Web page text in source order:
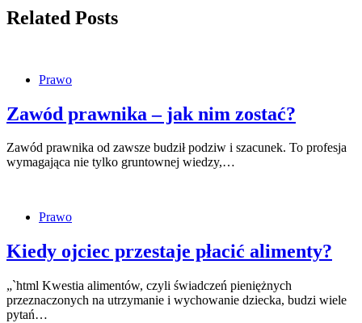
Related Posts
Prawo
Zawód prawnika – jak nim zostać?
Zawód prawnika od zawsze budził podziw i szacunek. To profesja
wymagająca nie tylko gruntownej wiedzy,…
Prawo
Kiedy ojciec przestaje płacić alimenty?
„`html Kwestia alimentów, czyli świadczeń pieniężnych
przeznaczonych na utrzymanie i wychowanie dziecka, budzi wiele
pytań…